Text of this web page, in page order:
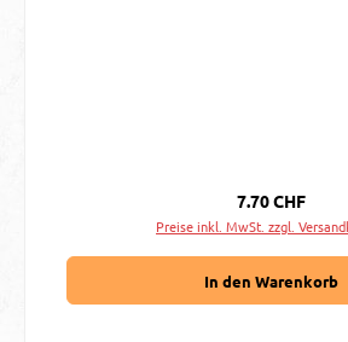
Regulärer Preis:
7.70 CHF
Preise inkl. MwSt. zzgl.
In den Warenkorb